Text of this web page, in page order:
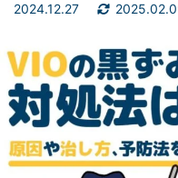
2024.12.27